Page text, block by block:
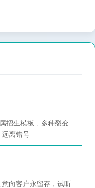
招生模板，多种裂变
远离错号
向客户永留存，试听